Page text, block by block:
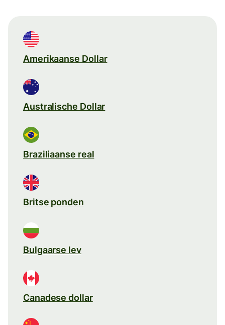
Amerikaanse Dollar
Australische Dollar
Braziliaanse real
Britse ponden
Bulgaarse lev
Canadese dollar